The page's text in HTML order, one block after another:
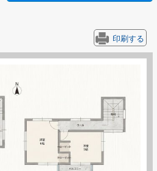
印刷する